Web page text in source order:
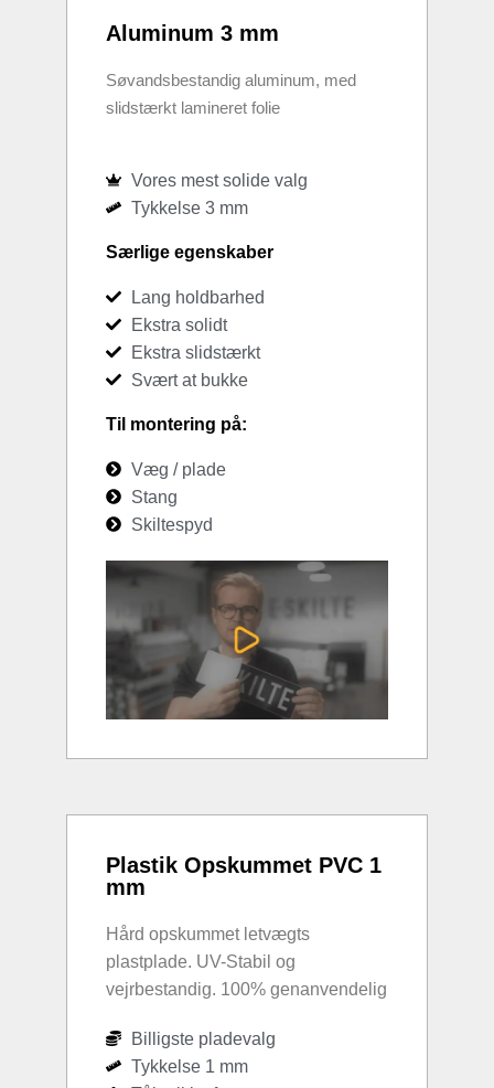
Aluminum 3 mm
Søvandsbestandig aluminum, med
slidstærkt lamineret folie
Vores mest solide valg
Tykkelse 3 mm
Særlige egenskaber
Lang holdbarhed
Ekstra solidt
Ekstra slidstærkt
Svært at bukke
Til montering på:
Væg / plade
Stang
Skiltespyd
Plastik Opskummet PVC 1
mm
Hård opskummet letvægts
plastplade. UV-Stabil og
vejrbestandig. 100% genanvendelig
Billigste pladevalg
Tykkelse 1 mm